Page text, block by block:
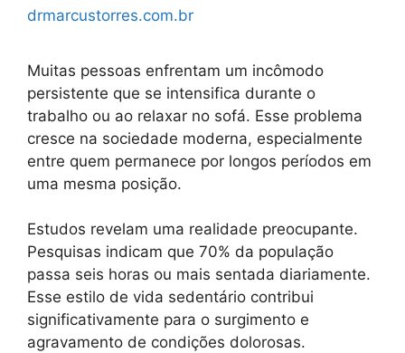
drmarcustorres.com.br
Muitas pessoas enfrentam um incômodo
persistente que se intensifica durante o
trabalho ou ao relaxar no sofá. Esse problema
cresce na sociedade moderna, especialmente
entre quem permanece por longos períodos em
uma mesma posição.
Estudos revelam uma realidade preocupante.
Pesquisas indicam que 70% da população
passa seis horas ou mais sentada diariamente.
Esse estilo de vida sedentário contribui
significativamente para o surgimento e
agravamento de condições dolorosas.